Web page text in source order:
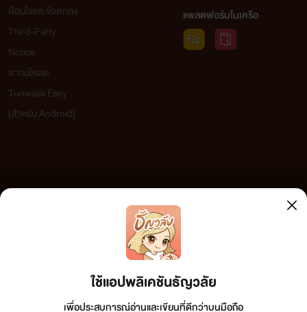
หนุ่มรูปงาม ชาติตระกลูดี ดีกรีนักธุรกิจพันล้าน แถมยังเป็นเพลบ
อยตัวพ่อ
ใช้แอปพลิเคชันธัญวลัย
เพื่อประสบการณ์อ่านและเขียนที่ดีกว่าบนมือถือ
เงื่อนไขและข้อตกลง
Third-Party
Notice
ดาวน์โหลด
Tunwalai Easy
(สำหรับ Android)
แพลตฟอร์มในเครือ
เว็บไซต์แห่งนี้ไม่ได้เห็นด้วยและไม่ขอรับผิดชอบต่อข้อความใดๆ ทั้งสิ้น ดังนั้นผู้อ่านทุกท่านโปรดใช้
วิจารณญาณในการกลั่นกรองด้วยตนเอง และหากท่านพบข้อความใดๆ ที่ขัดต่อกฎหมายและศีลธรรม
กรุณาแจ้งมาที่ tunwalai@ookbee.com เพื่อทีมงานจะได้ดำเนินการในทันที ทั้งนี้ ทางเว็บไซต์ขอสงวน
ลิขสิทธิ์ตามพระราชบัญญัติลิขสิทธิ์ (ฉบับเพิ่มเติม) พ.ศ.2558